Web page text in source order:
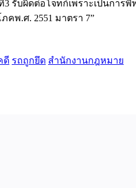
รับผิดต่อโจทก์เพราะเป็นกา
พ.ศ. 2551 มาตรา 7”
ดี รถถูกยึด สำนักงานกฎหมาย